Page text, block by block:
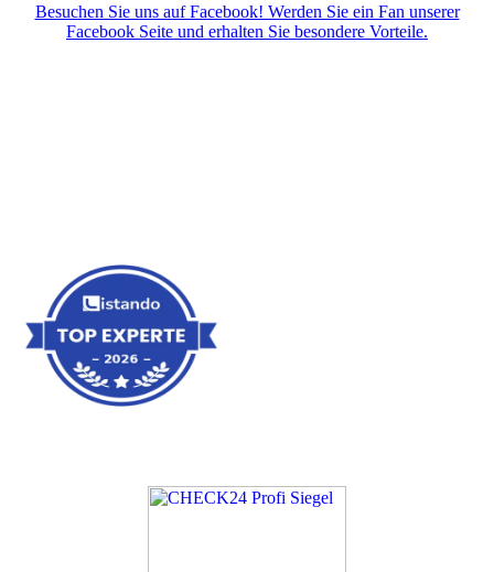
Besuchen Sie uns auf Facebook! Werden Sie ein Fan unserer
Facebook Seite und erhalten Sie besondere Vorteile.